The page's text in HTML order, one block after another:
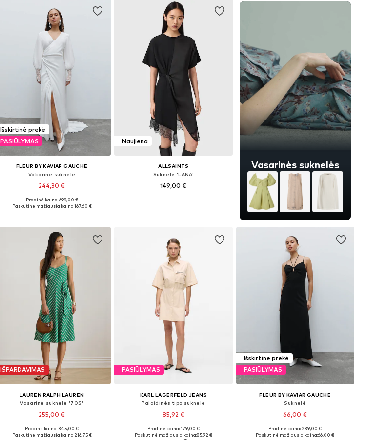
Išskirtinė prekė
PASIŪLYMAS
FLEUR BY KAVIAR GAUCHE
Vakarinė suknelė
244,30 €
Galimi dydžiai: 34, 36, 38, 40, 42, 44
Pradinė kaina: 699,00 €
Paskutinė mažiausia kaina:167,60 €
Naujiena
ALLSAINTS
Suknelė 'LANA'
149,00 €
Vasarinės suknelės
IŠPARDAVIMAS
LAUREN RALPH LAUREN
Vasarinė suknelė '70S'
255,00 €
Galimi dydžiai: 30, 32, 34, 36, 38, 40
Pradinė kaina: 345,00 €
Paskutinė mažiausia kaina:216,75 €
PASIŪLYMAS
KARL LAGERFELD JEANS
Palaidinės tipo suknelė
85,92 €
Galimi dydžiai: 36, 38, 40, 42
Pradinė kaina: 179,00 €
Paskutinė mažiausia kaina:85,92 €
Išskirtinė prekė
PASIŪLYMAS
FLEUR BY KAVIAR GAUCHE
Suknelė
66,00 €
Galimi dydžiai: 34, 36, 38, 40, 42, 44
Pradinė kaina: 239,00 €
Paskutinė mažiausia kaina:66,00 €